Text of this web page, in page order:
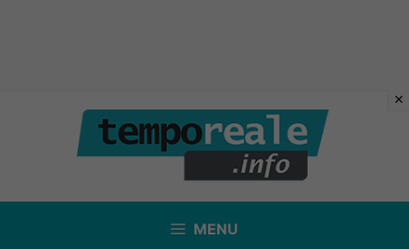
contenuto
MENU